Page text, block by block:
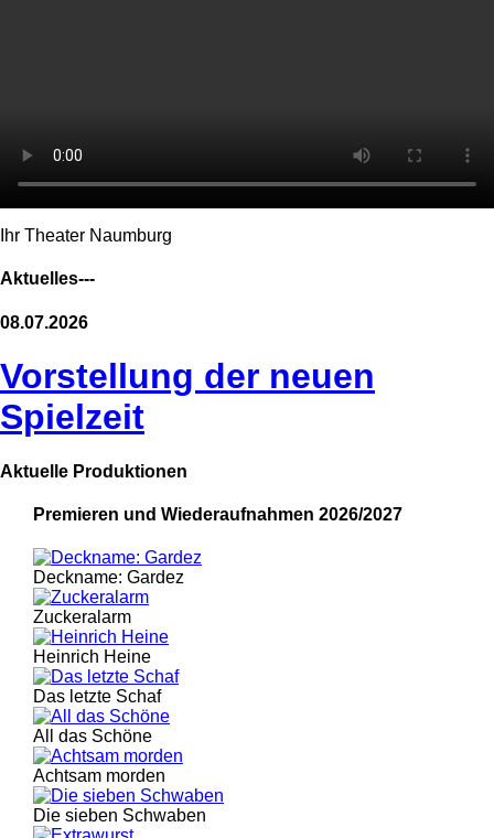
Ihr Theater Naumburg
Aktuelles---
08.07.2026
Vorstellung der neuen
Spielzeit
Aktuelle Produktionen
Premieren und Wiederaufnahmen 2026/2027
Deckname: Gardez
Zuckeralarm
Heinrich Heine
Das letzte Schaf
All das Schöne
Achtsam morden
Die sieben Schwaben